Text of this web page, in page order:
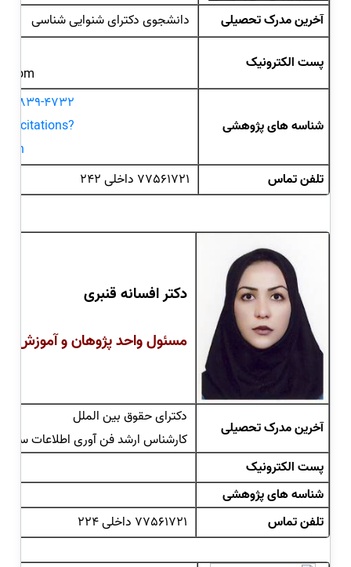
آخرین مدرک تحصیلی دانشجوی دکترای شنوایی شناسی
پست الکترونیک
شناسه های پژوهشی
0839-4732
citations?
تلفن تماس
77561721 داخلی 242
دکتر افسانه قنبری
مسئول واحد پژوهان و آموزش
آخرین مدرک تحصیلی
دکترای حقوق بین الملل
کارشناس ارشد فن آوری اطلاعات
پست الکترونیک
شناسه های پژوهشی
تلفن تماس
77561721 داخلی 224